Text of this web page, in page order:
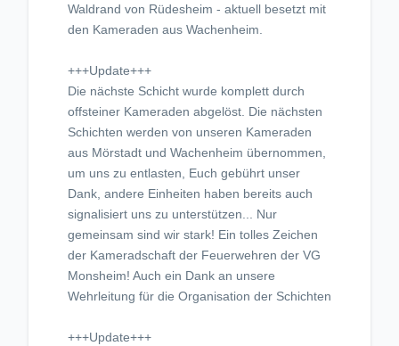
Waldrand von Rüdesheim - aktuell besetzt mit
den Kameraden aus Wachenheim.
+++Update+++
Die nächste Schicht wurde komplett durch
offsteiner Kameraden abgelöst. Die nächsten
Schichten werden von unseren Kameraden
aus Mörstadt und Wachenheim übernommen,
um uns zu entlasten, Euch gebührt unser
Dank, andere Einheiten haben bereits auch
signalisiert uns zu unterstützen... Nur
gemeinsam sind wir stark! Ein tolles Zeichen
der Kameradschaft der Feuerwehren der VG
Monsheim! Auch ein Dank an unsere
Wehrleitung für die Organisation der Schichten
+++Update+++